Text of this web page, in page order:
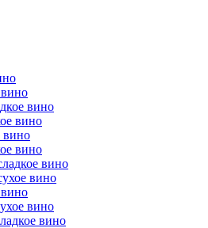
вино
вино
вино
вино
вино
вино
вино
вино
вино
вино